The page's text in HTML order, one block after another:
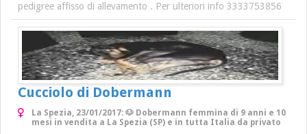
pedigree affisso di allevamento . Per ulteriori info 3333753856
Cucciolo di Dobermann
La Spezia, 23/01/2017: 🐶 Dobermann femmina di 9 anni e 10
mesi in vendita a La Spezia (SP) e in tutta Italia da privato